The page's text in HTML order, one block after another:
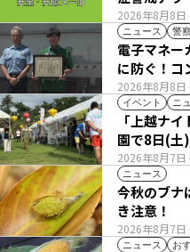
2026年8月8日
ニュース 警
2026年8月8日
電子マネー
に防ぐ！コ
イベント ニ
2026年8月7日
「上越ナ
園で8日(土
ニュース
2026年8月7日
今秋のブナは「豊
き注意！
ニュース お